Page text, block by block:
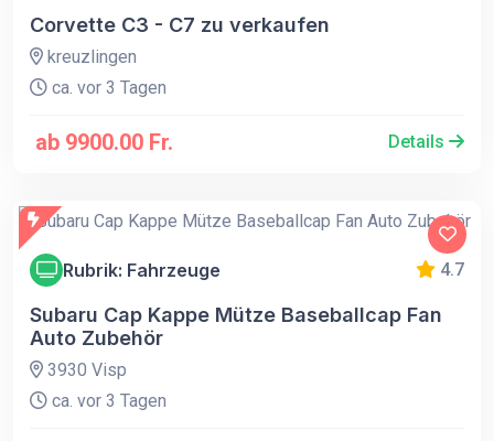
Corvette C3 - C7 zu verkaufen
kreuzlingen
ca. vor 3 Tagen
ab 9900.00 Fr. Details
Rubrik: Fahrzeuge 4.7
Subaru Cap Kappe Mütze Baseballcap Fan
Auto Zubehör
3930 Visp
ca. vor 3 Tagen